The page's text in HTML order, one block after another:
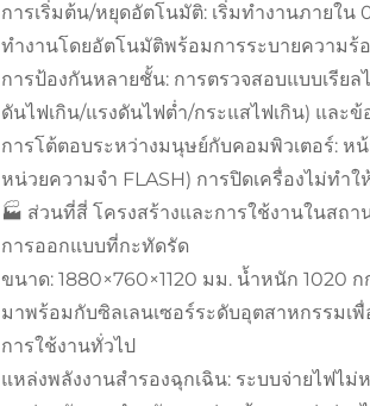
การเริ่มต้น/หยุดอัตโนมัติ: เริ่มทำงานภายใน
ทำงานโดยอัตโนมัติพร้อมการระบายความ
การป้องกันหลายชั้น: การตรวจสอบแบบเรีย
ดันไฟเกิน/แรงดันไฟต่ำ/กระแสไฟเกิน) และ
การโต้ตอบระหว่างมนุษย์กับคอมพิวเตอร์: ห
หน่วยความจำ FLASH) การปิดเครื่องไม่ทำใ
🏭 ส่วนที่สี่ โครงสร้างและการใช้งานในสถา
การออกแบบที่กะทัดรัด
ขนาด: 1880×760×1120 มม. น้ำหนัก 1020
มาพร้อมกับซิลเลนเซอร์ระดับอุตสาหกรรมเ
การใช้งานทั่วไป
แหล่งพลังงานสำรองฉุกเฉิน: ระบบจ่ายไฟไ